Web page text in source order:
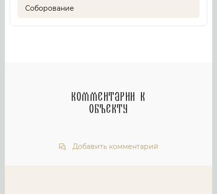
Соборование
Комментарии к
объекту
Добавить комментарий